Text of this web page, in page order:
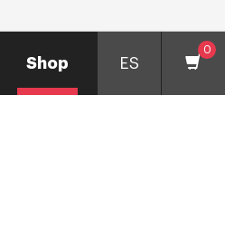
Shop ES
0